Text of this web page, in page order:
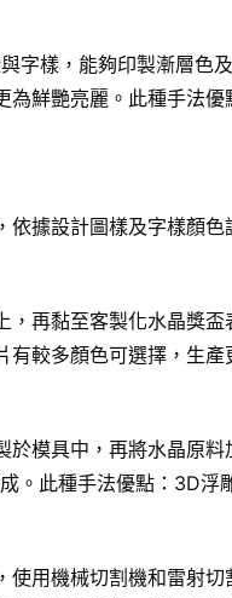
字樣，能夠印製漸層色
為鮮艷亮麗。此種手法
據設計圖樣及字樣顏
再黏至客製化水晶獎
較多顏色可選擇，生
於模具中，再將水晶原
。此種手法優點：3D浮
使用機械切割機和雷射